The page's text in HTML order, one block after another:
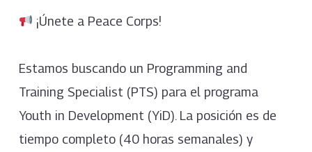
¡Únete a Peace Corps!
Estamos buscando un Programming and
Training Specialist (PTS) para el programa
Youth in Development (YiD). La posición es de
tiempo completo (40 horas semanales) y